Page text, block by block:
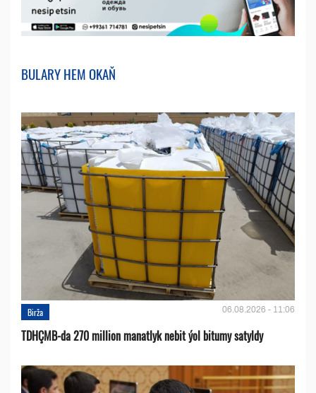
BULARY HEM OKAŇ
Birža 06.08.2026 - 11:06
TDHÇMB-da 270 million manatlyk nebit ýol bitumy satyldy